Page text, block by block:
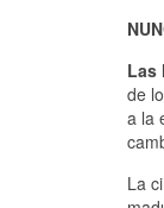
Las
de
a la
La